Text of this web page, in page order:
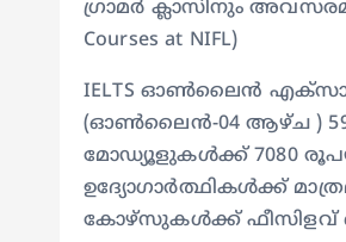
ഗ്രാമര്‍ ക്ലാസിനും
Courses at NIFL)
IELTS ഓണ്‍ലൈന്‍ എക്‌സാം
(ഓണ്‍ലൈന്‍-04 ആഴ്ച )
മോഡ്യൂളുകള്‍ക്ക് 7080
ഉദ്യോഗാര്‍ത്ഥികള്‍ക്ക്
കോഴ്‌സുകള്‍ക്ക് ഫീസിളവ്